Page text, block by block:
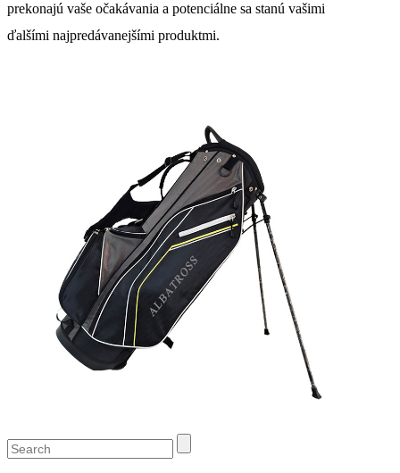
prekonajú vaše očakávania a potenciálne sa stanú vašimi
ďalšími najpredávanejšími produktmi.